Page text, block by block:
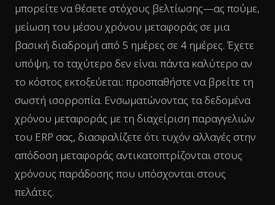
μπορείτε να θέσετε στόχους βελτίωσης—ας πούμε,
μείωση του μέσου χρόνου μεταφοράς σε μια
βασική διαδρομή από 5 ημέρες σε 4 ημέρες. Έχετε
υπόψη, το ταχύτερο δεν είναι πάντα καλύτερο αν
το κόστος εκτοξεύεται: προσπαθήστε να βρείτε τη
σωστή ισορροπία. Ενσωματώνοντας τα δεδομένα
χρόνου μεταφοράς με τη διαχείριση παραγγελιών
του ERP σας, διασφαλίζετε ότι τυχόν αλλαγές στην
απόδοση μεταφοράς αντικατοπτρίζονται στους
χρόνους παράδοσης που υπόσχονται στους
πελάτες.